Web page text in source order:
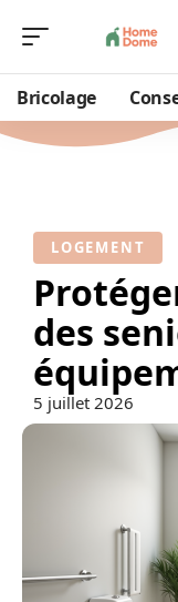
Bricolage
LOGEMENT
des
5 juillet 2026